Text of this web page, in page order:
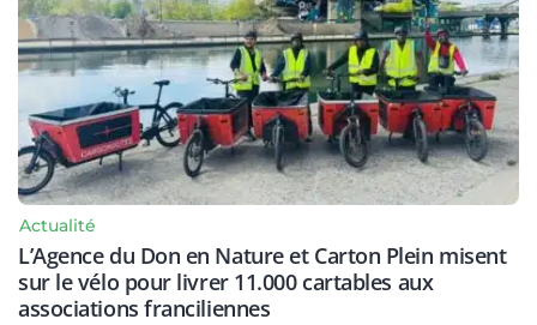
Actualité
L’Agence du Don en Nature et Carton Plein misent
sur le vélo pour livrer 11.000 cartables aux
associations franciliennes